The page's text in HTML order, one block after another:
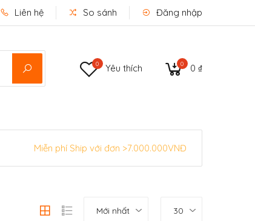
Liên hệ So sánh Đăng nhập
0 Yêu thích 0 0 ₫
Miễn phí Ship với đơn >7.000.000VNĐ
Mới nhất 30